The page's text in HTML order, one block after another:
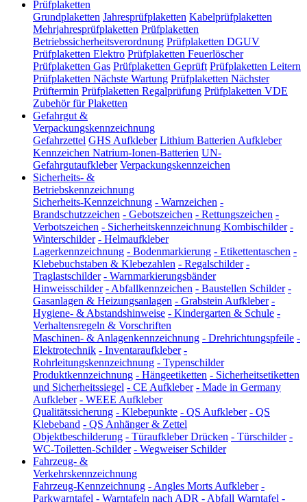
Prüfplaketten
Grundplaketten Jahresprüfplaketten Kabelprüfplaketten
Mehrjahresprüfplaketten Prüfplaketten
Betriebssicherheitsverordnung Prüfplaketten DGUV
Prüfplaketten Elektro Prüfplaketten Feuerlöscher
Prüfplaketten Gas Prüfplaketten Geprüft Prüfplaketten Leitern
Prüfplaketten Nächste Wartung Prüfplaketten Nächster
Prüftermin Prüfplaketten Regalprüfung Prüfplaketten VDE
Zubehör für Plaketten
Gefahrgut &
Verpackungskennzeichnung
Gefahrzettel GHS Aufkleber Lithium Batterien Aufkleber
Kennzeichen Natrium-Ionen-Batterien UN-
Gefahrgutaufkleber Verpackungskennzeichen
Sicherheits- &
Betriebskennzeichnung
Sicherheits-Kennzeichnung - Warnzeichen -
Brandschutzzeichen - Gebotszeichen - Rettungszeichen -
Verbotszeichen - Sicherheitskennzeichnung Kombischilder -
Winterschilder - Helmaufkleber
Lagerkennzeichnung - Bodenmarkierung - Etikettentaschen -
Klebebuchstaben & Klebezahlen - Regalschilder -
Traglastschilder - Warnmarkierungsbänder
Hinweisschilder - Abfallkennzeichen - Baustellen Schilder -
Gasanlagen & Heizungsanlagen - Grabstein Aufkleber -
Hygiene- & Abstandshinweise - Kindergarten & Schule -
Verhaltensregeln & Vorschriften
Maschinen- & Anlagenkennzeichnung - Drehrichtungspfeile -
Elektrotechnik - Inventaraufkleber -
Rohrleitungskennzeichnung - Typenschilder
Produktkennzeichnung - Hängeetiketten - Sicherheitsetiketten
und Sicherheitssiegel - CE Aufkleber - Made in Germany
Aufkleber - WEEE Aufkleber
Qualitätssicherung - Klebepunkte - QS Aufkleber - QS
Klebeband - QS Anhänger & Zettel
Objektbeschilderung - Türaufkleber Drücken - Türschilder -
WC-Toiletten-Schilder - Wegweiser Schilder
Fahrzeug- &
Verkehrskennzeichnung
Fahrzeug-Kennzeichnung - Angles Morts Aufkleber -
Parkwarntafel - Warntafeln nach ADR - Abfall Warntafel -